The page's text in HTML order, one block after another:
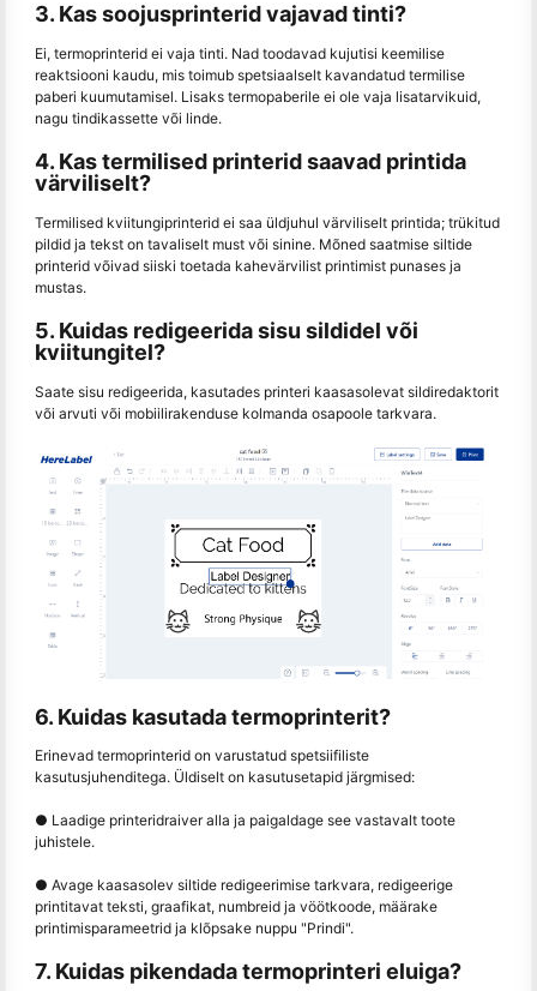
3. Kas soojusprinterid vajavad tinti?
Ei, termoprinterid ei vaja tinti. Nad toodavad kujutisi keemilise
reaktsiooni kaudu, mis toimub spetsiaalselt kavandatud termilise
paberi kuumutamisel. Lisaks termopaberile ei ole vaja lisatarvikuid,
nagu tindikassette või linde.
4. Kas termilised printerid saavad printida
värviliselt?
Termilised kviitungiprinterid ei saa üldjuhul värviliselt printida; trükitud
pildid ja tekst on tavaliselt must või sinine. Mõned saatmise siltide
printerid võivad siiski toetada kahevärvilist printimist punases ja
mustas.
5. Kuidas redigeerida sisu sildidel või
kviitungitel?
Saate sisu redigeerida, kasutades printeri kaasasolevat sildiredaktorit
või arvuti või mobiilirakenduse kolmanda osapoole tarkvara.
6. Kuidas kasutada termoprinterit?
Erinevad termoprinterid on varustatud spetsiifiliste
kasutusjuhenditega. Üldiselt on kasutusetapid järgmised:
● Laadige printeridraiver alla ja paigaldage see vastavalt toote
juhistele.
● Avage kaasasolev siltide redigeerimise tarkvara, redigeerige
printitavat teksti, graafikat, numbreid ja vöötkoode, määrake
printimisparameetrid ja klõpsake nuppu "Prindi".
7. Kuidas pikendada termoprinteri eluiga?